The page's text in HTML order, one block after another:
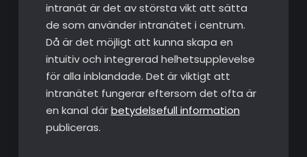
intranät är det av största vikt att sätta
de som använder intranätet i centrum.
Då är det möjligt att kunna skapa en
intuitiv och integrerad helhetsupplevelse
för alla inblandade. Det är viktigt att
intranätet fungerar eftersom det ofta är
en kanal därbetydelsefull information
publiceras.